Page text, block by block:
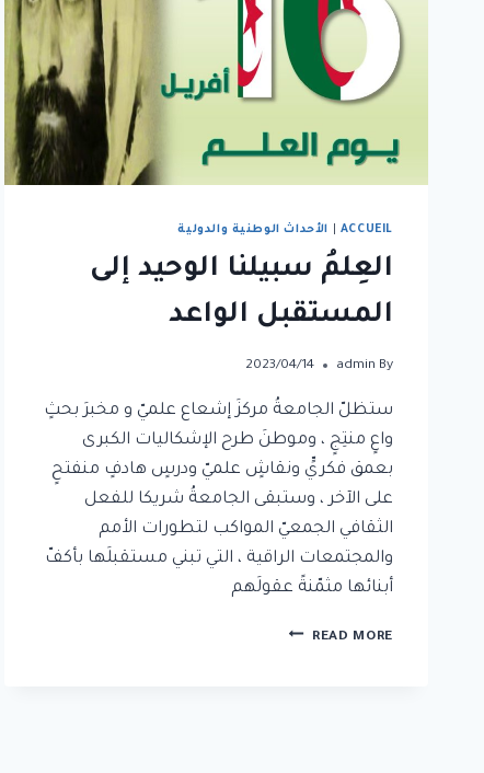
ACCUEIL الأحداث الوطنية والدولية
العِلمُ سبيلنا الوحيد إلى
المستقبل الواعد
By
admin
2023/04/14
ستظلّ الجامعةُ مركزَ إشعاع علميّ و مخبرَ بحثٍ
واعٍ منتِجٍ ، وموطنَ طرح الإشكاليات الكبرى
بعمق فكريٍّ ونقاشٍ علميّ ودرسٍ هادفٍ منفتحٍ
على الآخر ، وستبقى الجامعةُ شريكا للفعل
الثقافي الجمعيّ المواكب لتطورات الأمم
والمجتمعات الراقية ، التي تبني مستقبلَها بأكفّ
أبنائها مثمّنةً عقولَهم
READ MORE